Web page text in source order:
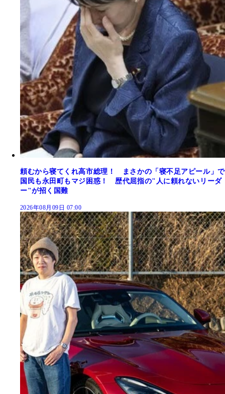
頼むから寝てくれ高市総理！ まさかの「寝不足アピール」で
国民も永田町もマジ困惑！ 歴代屈指の"人に頼れないリーダ
ー"が招く国難
2026年08月09日 07:00